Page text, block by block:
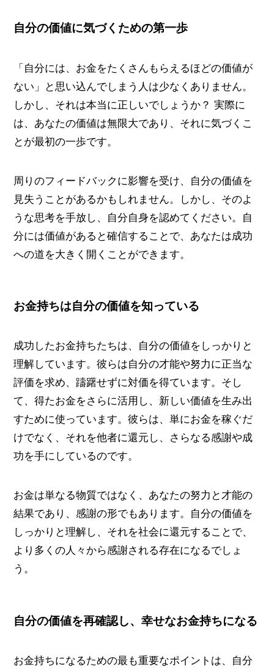
自分の価値に気づくための第一歩
「自分には、お金をたくさんもらえるほどの価値が
ない」と思い込んでしまう人は少なくありません。
しかし、それは本当に正しいでしょうか？ 実際に
は、あなたの価値は無限大であり、それに気づくこ
とが最初の一歩です。
周りのフィードバックに影響を受け、自分の価値を
見失うことがあるかもしれません。しかし、そのよ
うな思考を手放し、自分自身を認めてください。自
分には価値があると確信することで、あなたは成功
への道を大きく開くことができます。
お金持ちは自分の価値を知っている
成功したお金持ちたちは、自分の価値をしっかりと
理解しています。彼らは自分の才能や努力に正当な
評価を求め、躊躇せずに対価を得ています。そし
て、得たお金をさらに活用し、新しい価値を生み出
すために使っています。彼らは、単にお金を稼ぐだ
けでなく、それを他者に還元し、さらなる感謝や成
功を手にしているのです。
お金は単なる物質ではなく、あなたの努力と才能の
結果であり、感謝の形でもあります。自分の価値を
しっかりと理解し、それを社会に還元することで、
より多くの人々から感謝される存在になるでしょ
う。
自分の価値を再確認し、幸せなお金持ちになる
お金持ちになるための最も重要なポイントは、自分